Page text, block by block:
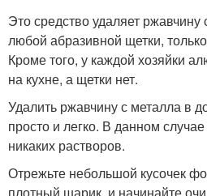
Это средство удаляет
любой абразивной щетки,
Кроме того, у каждой хозяйки
на кухне, а щетки нет.
Удалить ржавчину с металла в
просто и легко. В данном
никаких растворов.
Отрежьте небольшой кусочек
плотный шарик, и начинайте